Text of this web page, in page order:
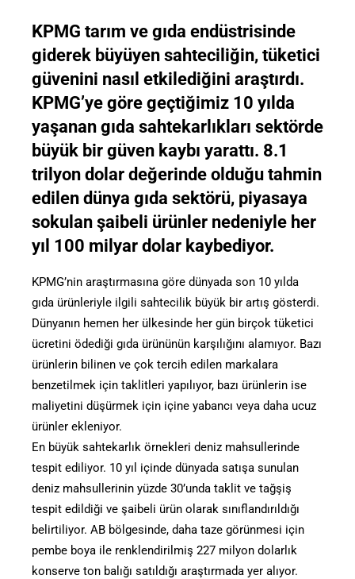
KPMG tarım ve gıda endüstrisinde
giderek büyüyen sahteciliğin, tüketici
güvenini nasıl etkilediğini araştırdı.
KPMG’ye göre geçtiğimiz 10 yılda
yaşanan gıda sahtekarlıkları sektörde
büyük bir güven kaybı yarattı. 8.1
trilyon dolar değerinde olduğu tahmin
edilen dünya gıda sektörü, piyasaya
sokulan şaibeli ürünler nedeniyle her
yıl 100 milyar dolar kaybediyor.
KPMG’nin araştırmasına göre dünyada son 10 yılda
gıda ürünleriyle ilgili sahtecilik büyük bir artış gösterdi.
Dünyanın hemen her ülkesinde her gün birçok tüketici
ücretini ödediği gıda ürününün karşılığını alamıyor. Bazı
ürünlerin bilinen ve çok tercih edilen markalara
benzetilmek için taklitleri yapılıyor, bazı ürünlerin ise
maliyetini düşürmek için içine yabancı veya daha ucuz
ürünler ekleniyor.
En büyük sahtekarlık örnekleri deniz mahsullerinde
tespit ediliyor. 10 yıl içinde dünyada satışa sunulan
deniz mahsullerinin yüzde 30’unda taklit ve tağşiş
tespit edildiği ve şaibeli ürün olarak sınıflandırıldığı
belirtiliyor. AB bölgesinde, daha taze görünmesi için
pembe boya ile renklendirilmiş 227 milyon dolarlık
konserve ton balığı satıldığı araştırmada yer alıyor.